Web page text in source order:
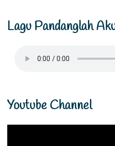
Lagu Pandanglah
Youtube Channel